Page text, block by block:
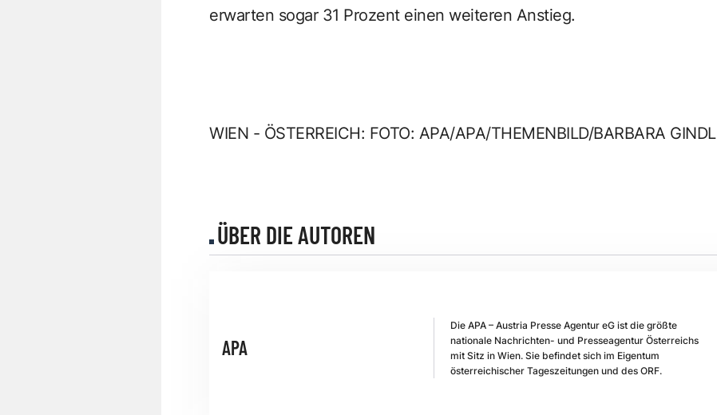
erwarten sogar 31 Prozent einen weiteren Anstieg.
WIEN - ÖSTERREICH: FOTO: APA/APA/THEMENBILD/BARBARA GINDL
ÜBER DIE AUTOREN
APA
Die APA – Austria Presse Agentur eG ist die größte
nationale Nachrichten- und Presseagentur Österreichs
mit Sitz in Wien. Sie befindet sich im Eigentum
österreichischer Tageszeitungen und des ORF.